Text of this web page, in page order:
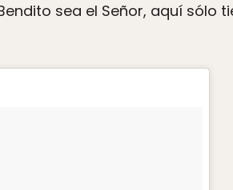
sea el Señor, aquí sólo